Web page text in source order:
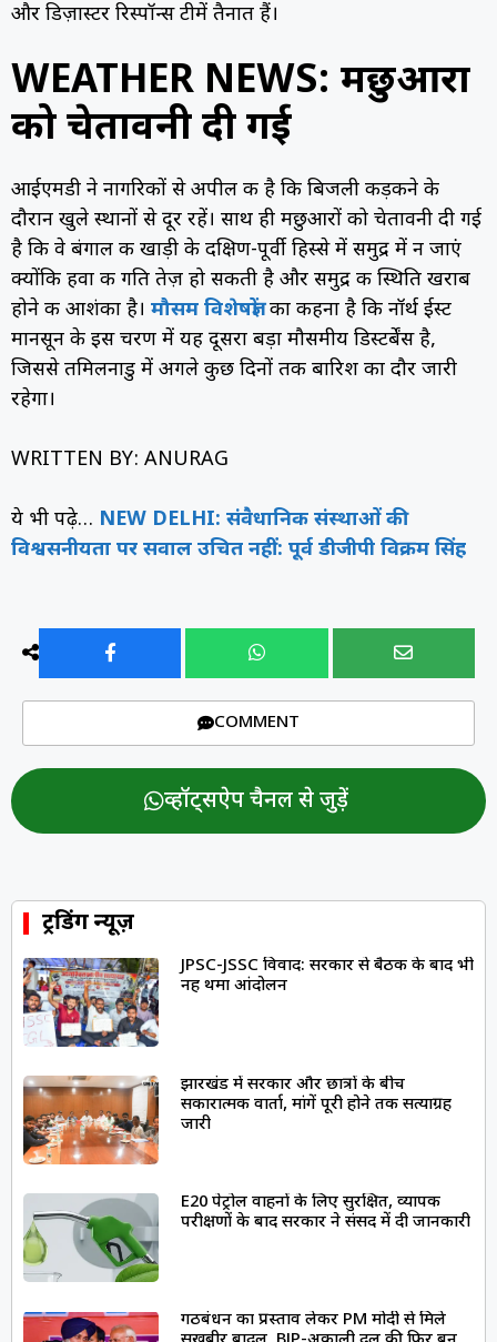
और डिज़ास्टर रिस्पॉन्स टीमें तैनात हैं।
WEATHER NEWS: मछुआरों
को चेतावनी दी गई
आईएमडी ने नागरिकों से अपील की है कि बिजली कड़कने के
दौरान खुले स्थानों से दूर रहें। साथ ही मछुआरों को चेतावनी दी गई
है कि वे बंगाल की खाड़ी के दक्षिण-पूर्वी हिस्से में समुद्र में न जाएं
क्योंकि हवा की गति तेज़ हो सकती है और समुद्र की स्थिति खराब
होने की आशंका है। मौसम विशेषज्ञों का कहना है कि नॉर्थ ईस्ट
मानसून के इस चरण में यह दूसरा बड़ा मौसमीय डिस्टर्बेंस है,
जिससे तमिलनाडु में अगले कुछ दिनों तक बारिश का दौर जारी
रहेगा।
WRITTEN BY: ANURAG
ये भी पढ़े… NEW DELHI: संवैधानिक संस्थाओं की
विश्वसनीयता पर सवाल उचित नहीं: पूर्व डीजीपी विक्रम सिंह
COMMENT
व्हॉट्सऐप चैनल से जुड़ें
ट्रेंडिंग न्यूज़
JPSC-JSSC विवाद: सरकार से बैठक के बाद भी
नहीं थमा आंदोलन
झारखंड में सरकार और छात्रों के बीच
सकारात्मक वार्ता, मांगें पूरी होने तक सत्याग्रह
जारी
E20 पेट्रोल वाहनों के लिए सुरक्षित, व्यापक
परीक्षणों के बाद सरकार ने संसद में दी जानकारी
गठबंधन का प्रस्ताव लेकर PM मोदी से मिले